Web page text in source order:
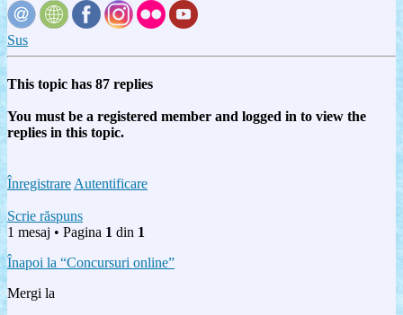
Sus
This topic has 87 replies
You must be a registered member and logged in to view the
replies in this topic.
Înregistrare Autentificare
Scrie răspuns
1 mesaj • Pagina 1 din 1
Înapoi la “Concursuri online”
Mergi la